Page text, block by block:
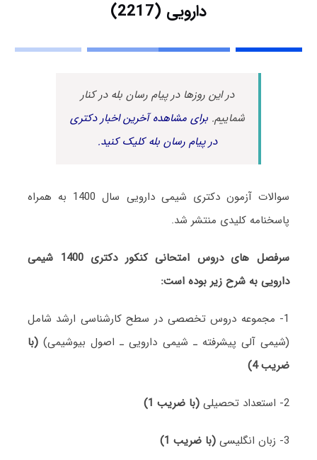
دارویی (2217)
در این روزها در پیام رسان بله در کنار
شماییم.برای مشاهده آخرین اخبار دکتری
در پیام رسان بله کلیک کنید.
سوالات آزمون دکتری شیمی دارویی سال 1400 به همراه
پاسخنامه کلیدی منتشر شد.
سرفصل های دروس امتحانی کنکور دکتری 1400 شیمی
دارویی به شرح زیر بوده است:
1- مجموعه دروس تخصصی در سطح کارشناسی ارشد شامل
(شیمی آلی پیشرفته ـ شیمی دارویی ـ اصول بیوشیمی)(با
ضریب 4)
2- استعداد تحصیلی (با ضریب 1)
3- زبان انگلیسی (با ضریب 1)